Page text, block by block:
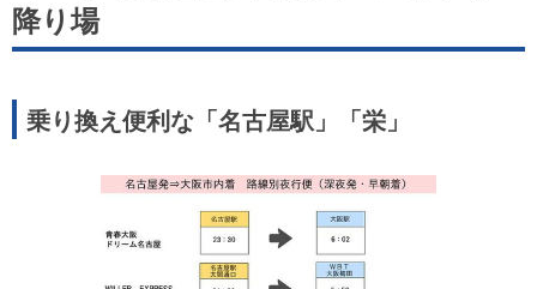
降り場
乗り換え便利な「名古屋駅」「栄」